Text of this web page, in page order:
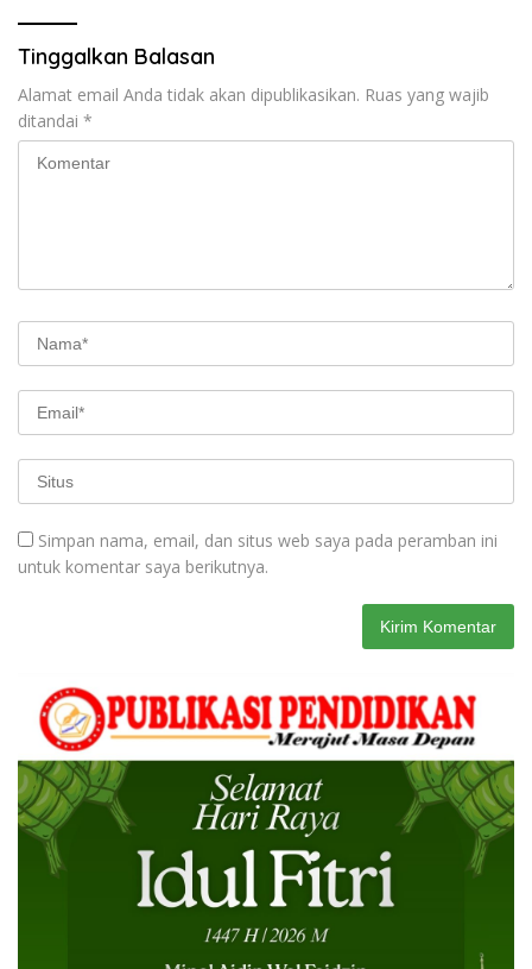
Tinggalkan Balasan
Alamat email Anda tidak akan dipublikasikan. Ruas yang wajib
ditandai *
Simpan nama, email, dan situs web saya pada peramban ini
untuk komentar saya berikutnya.